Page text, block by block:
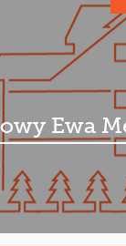
Ewa